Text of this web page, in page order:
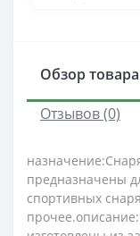
Обзор товара
Отзывов (0)
предназначены
спортивных